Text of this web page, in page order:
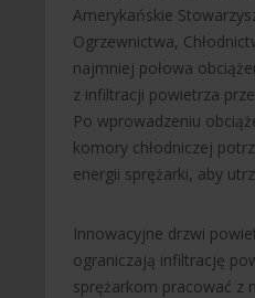
Amerykańskie
Ogrzewnictwa,
najmniej połowa
z infiltracji powietrza
Po wprowadzeniu
komory chłodniczej
energii sprężarki, aby
Innowacyjne drzwi
ograniczają infiltrację
sprężarkom pracować z